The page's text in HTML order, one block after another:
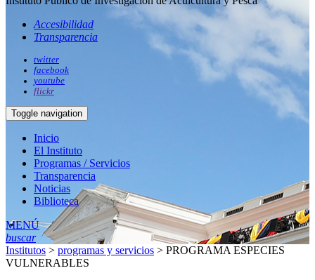
Accesibilidad
Transparencia
twitter
facebook
youtube
flickr
Toggle navigation
Inicio
El Instituto
Programas / Servicios
Transparencia
Noticias
Biblioteca
MENÚ
buscar
Institutos > programas y servicios > PROGRAMA ESPECIES
VULNERABLES